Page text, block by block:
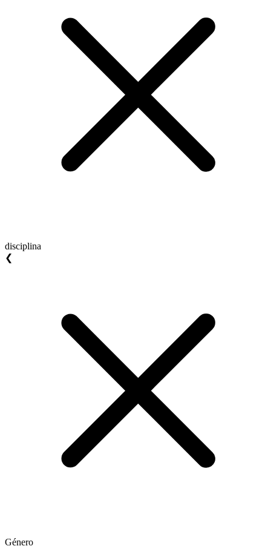
disciplina
❮
Género